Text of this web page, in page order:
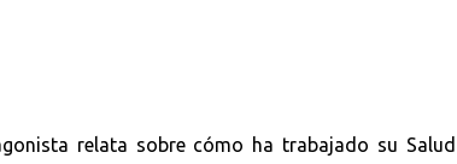
relata sobre cómo ha trabajado su Salud